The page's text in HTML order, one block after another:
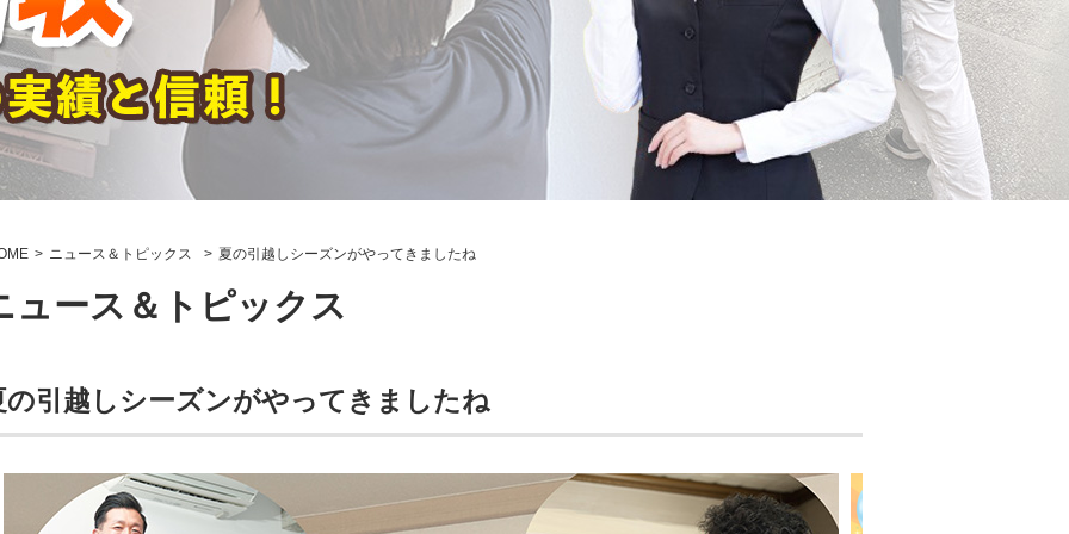
ュース＆トピックス
の引越しシーズンがやってきましたね
ニュース＆トピックス 夏の引越しシーズンがやってきましたね